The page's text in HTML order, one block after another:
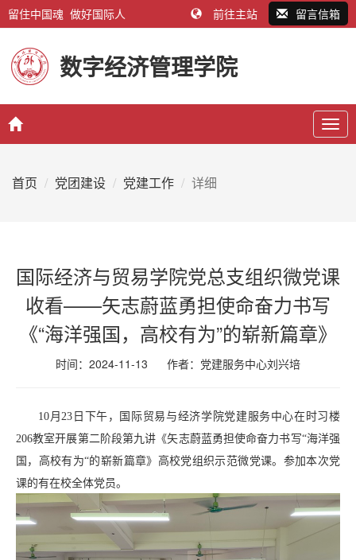
留住中国魂 做好国际人 前往主站 留言信箱
数字经济管理学院
首页 党团建设 党建工作 详细
国际经济与贸易学院党总支组织微党课
收看——矢志蔚蓝勇担使命奋力书写
《“海洋强国，高校有为”的崭新篇章》
时间：2024-11-13 作者：党建服务中心刘兴培
10月23日下午，国际贸易与经济学院党建服务中心在时习楼
206教室开展第二阶段第九讲《矢志蔚蓝勇担使命奋力书写“海洋强
国，高校有为“的崭新篇章》高校党组织示范微党课。参加本次党
课的有在校全体党员。